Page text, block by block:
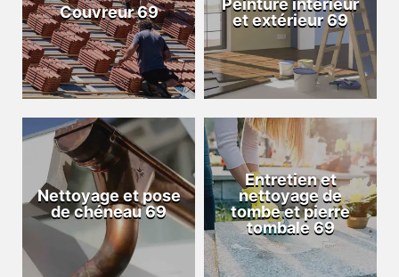
Couvreur 69
Peinture intérieur
et extérieur 69
Nettoyage et pose
de chéneau 69
Entretien et
nettoyage de
tombe et pierre
tombale 69